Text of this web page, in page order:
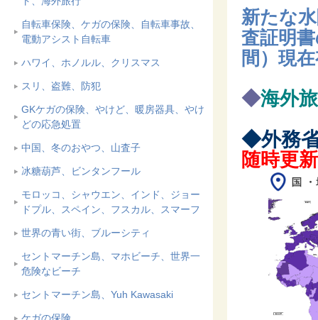
自転車保険、ケガの保険、自転車事故、
電動アシスト自転車
ハワイ、ホノルル、クリスマス
スリ、盗難、防犯
GKケガの保険、やけど、暖房器具、やけ
どの応急処置
中国、冬のおやつ、山査子
冰糖葫芦、ビンタンフール
モロッコ、シャウエン、インド、ジョー
ドプル、スペイン、フスカル、スマーフ
世界の青い街、ブルーシティ
セントマーチン島、マホビーチ、世界一
危険なビーチ
セントマーチン島、Yuh Kawasaki
新たな
査証明
間）現
◆海外
◆外務
随時更